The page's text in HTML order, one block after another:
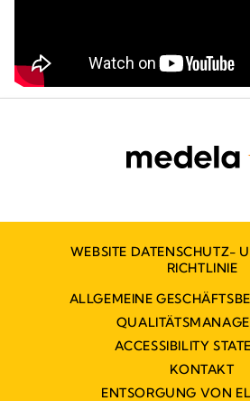
WEBSITE DATENSCHUTZ-
RICHTLINIE
ALLGEMEINE
ACCESSIBILITY
KONTAKT
ENTSORGUNG VON